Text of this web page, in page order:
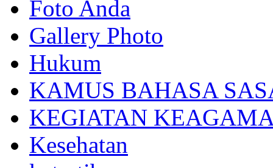
Foto Anda
Gallery Photo
Hukum
KAMUS BAHASA
KEGIATAN
Kesehatan